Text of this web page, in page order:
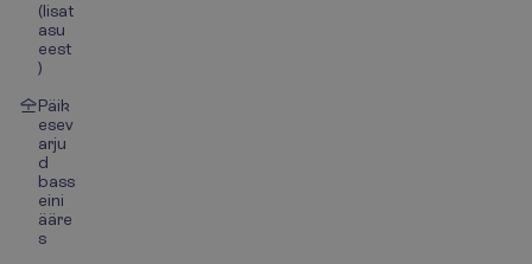
(lisat
asu
eest
)
Päik
esev
arju
d
bass
eini
ääre
s